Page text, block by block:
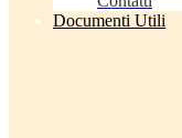
Documenti Utili